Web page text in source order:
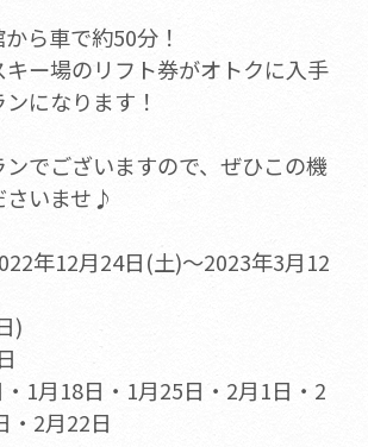
ら車で約50分！
ー場のリフト券がオトクに入手
になります！
でございますので、ぜひこの機
さいませ♪
年12月24日(土)～2023年3月12
)
1月18日・1月25日・2月1日・2
・2月22日